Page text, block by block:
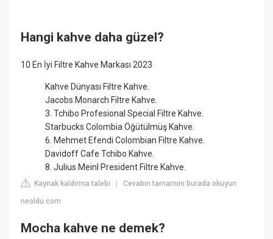
Hangi kahve daha güzel?
10 En İyi Filtre Kahve Markası 2023
Kahve Dünyası Filtre Kahve.
Jacobs Monarch Filtre Kahve.
3. Tchibo Profesional Special Filtre Kahve.
Starbucks Colombia Öğütülmüş Kahve.
6. Mehmet Efendi Colombian Filtre Kahve.
Davidoff Cafe Tchibo Kahve.
8. Julius Meinl President Filtre Kahve.
Kaynak kaldırma talebi |Cevabın tamamını burada okuyun:
neoldu.com
Mocha kahve ne demek?